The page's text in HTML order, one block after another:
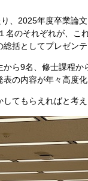
、2025年度卒業論
名のそれぞれが、こ
括としてプレゼンテ
ら9名、修士課程
の内容が年々高度
てもらえればと考え